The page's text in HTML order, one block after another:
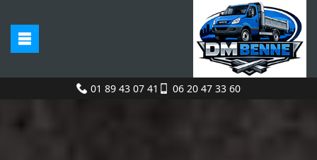
01 89 43 07 41 06 20 47 33 60